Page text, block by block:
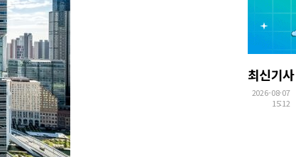
최신기사
2026-08-07
15:12